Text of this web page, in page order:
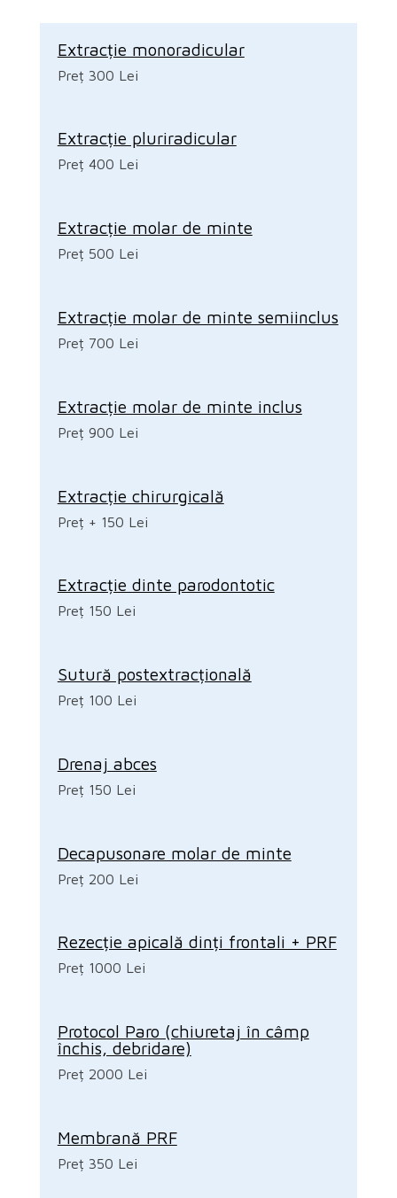
Extracție monoradicular
Preț 300 Lei
Extracție pluriradicular
Preț 400 Lei
Extracție molar de minte
Preț 500 Lei
Extracție molar de minte semiinclus
Preț 700 Lei
Extracție molar de minte inclus
Preț 900 Lei
Extracție chirurgicală
Preț + 150 Lei
Extracție dinte parodontotic
Preț 150 Lei
Sutură postextracțională
Preț 100 Lei
Drenaj abces
Preț 150 Lei
Decapusonare molar de minte
Preț 200 Lei
Rezecție apicală dinți frontali + PRF
Preț 1000 Lei
Protocol Paro (chiuretaj în câmp
închis, debridare)
Preț 2000 Lei
Membrană PRF
Preț 350 Lei